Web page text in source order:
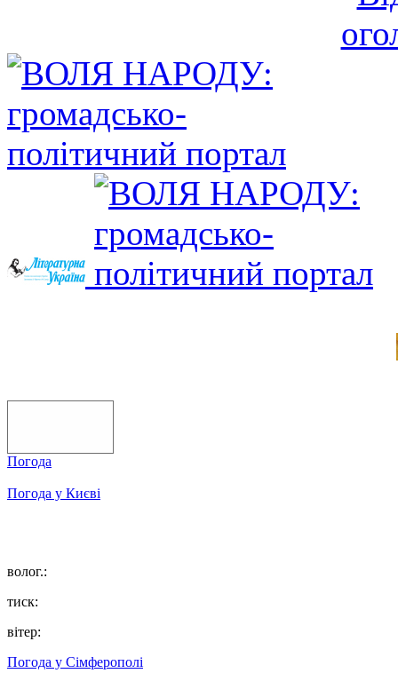
Погода
Погода у Києві
волог.:
тиск:
вітер:
Погода у Сімферополі